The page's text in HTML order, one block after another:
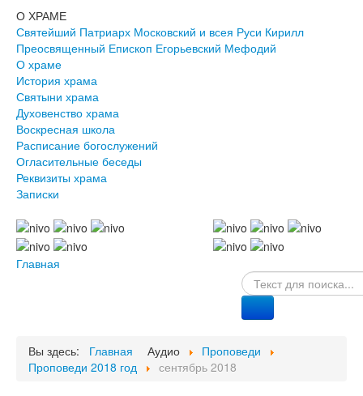
О ХРАМЕ
Святейший Патриарх Московский и всея Руси Кирилл
Преосвященный Епископ Егорьевский Мефодий
О храме
История храма
Святыни храма
Духовенство храма
Воскресная школа
Расписание богослужений
Огласительные беседы
Реквизиты храма
Записки
© FreeJoomla! 3 Modules
VinaGecko.com
Главная
Вы здесь: Главная Аудио
Проповеди
Проповеди 2018 год
сентябрь 2018